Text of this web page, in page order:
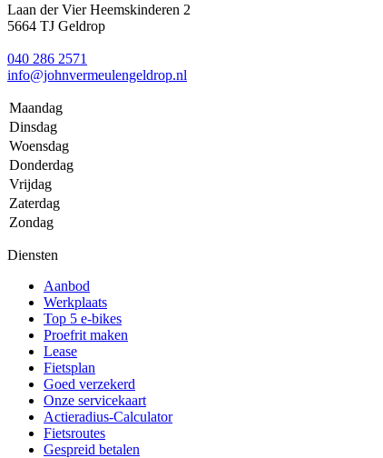
Laan der Vier Heemskinderen 2
5664 TJ Geldrop
040 286 2571
info@johnvermeulengeldrop.nl
Maandag
Dinsdag
Woensdag
Donderdag
Vrijdag
Zaterdag
Zondag
Diensten
Aanbod
Werkplaats
Top 5 e-bikes
Proefrit maken
Lease
Fietsplan
Goed verzekerd
Onze servicekaart
Actieradius-Calculator
Fietsroutes
Gespreid betalen